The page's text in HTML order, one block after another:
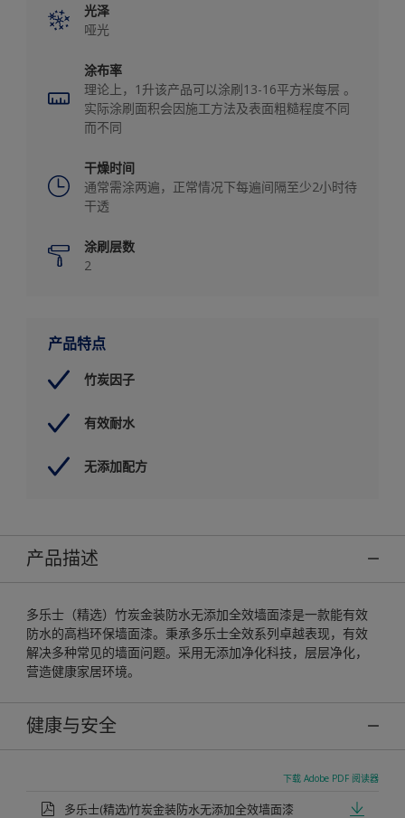
光泽
哑光
涂布率
理论上，1升该产品可以涂刷13-16平方米每层 。
实际涂刷面积会因施工方法及表面粗糙程度不同
而不同
干燥时间
通常需涂两遍，正常情况下每遍间隔至少2小时待
干透
涂刷层数
2
产品特点
竹炭因子
有效耐水
无添加配方
产品描述
多乐士（精选）竹炭金装防水无添加全效墙面漆是一款能有效
防水的高档环保墙面漆。秉承多乐士全效系列卓越表现，有效
解决多种常见的墙面问题。采用无添加净化科技，层层净化，
营造健康家居环境。
健康与安全
下载 Adobe PDF 阅读器
多乐士(精选)竹炭金装防水无添加全效墙面漆